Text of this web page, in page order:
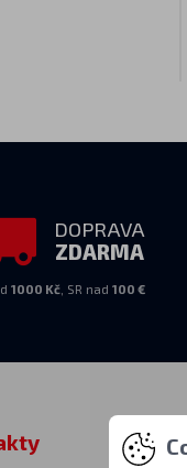
DOPRAVA
ZDARMA
1000 Kč , SR nad100 €